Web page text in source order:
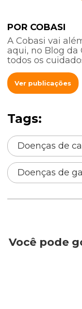
POR COBASI
A Cobasi vai
aqui, no Blog da
todos os
Ver publicações
Tags:
Doenças de
Doenças de
Você pode